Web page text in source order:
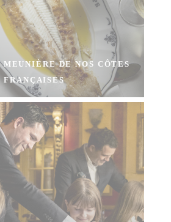
DE NOS CÔTES
FRANÇAISES